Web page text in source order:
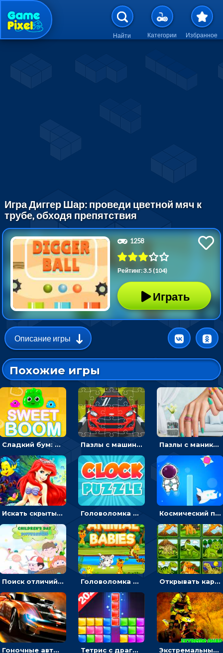
Перейти к основному
Найти Категории Избранное
Игра Диггер Шар: проведи цветной мяч к
трубе, обходя препятствия
1258
Рейтинг: 3.5 (104)
Играть
Описание игры
Похожие игры
Сладкий бум: тапнуть, чтобы взорвать желейки - головоломка Пазлы с машинами Форд: собирать картинки и открывать новые Пазлы с маникюром: собери идеальный рисунок для ногтей
Искать скрытый алфавит на картинках с мультяшными героями - головоломка для детей Головоломка с часами для детей: читать время по циферблату Космический побег: двигать космонавта, чтобы попасть к кораблю
Поиск отличий на картинках с детьми - головоломка Головоломка Звери-малыши: открывай карточки по очереди, чтобы найти одинаковые Открывать картинки с динозаврами и складывать в пары по памяти - головоломка
Гоночные авто в пазлах: разбей картинку и собери снова Тетрис с драгоценными камнями: расставляй блоки, чтобы получить линию - головоломка Экстремальные пазлы с квадроциклами: собирать крутые тачки